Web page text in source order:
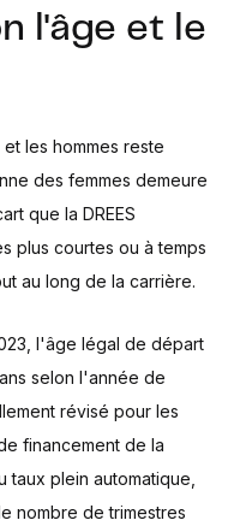
l'âge et le
les hommes reste
des femmes demeure
que la DREES
plus courtes ou à temps
au long de la carrière.
l'âge légal de départ
selon l'année de
révisé pour les
financement de la
plein automatique,
nombre de trimestres